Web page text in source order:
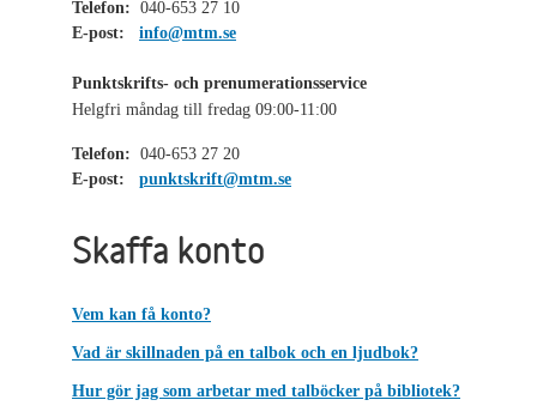
Telefon: 040-653 27 10
E-post:
info@mtm.se
Punktskrifts- och prenumerationsservice
Helgfri måndag till fredag 09:00-11:00
Telefon: 040-653 27 20
E-post:
punktskrift@mtm.se
Skaffa konto
Vem kan få konto?
Vad är skillnaden på en talbok och en ljudbok?
Hur gör jag som arbetar med talböcker på bibliotek?